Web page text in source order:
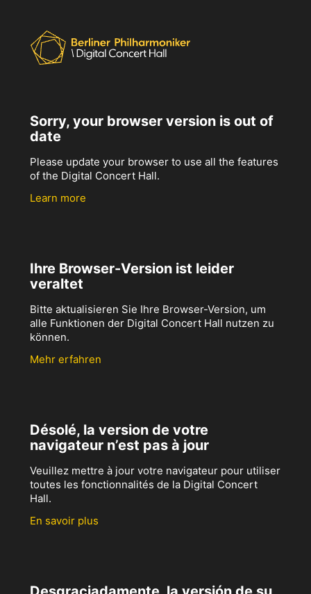
Sorry, your browser version is out of
date
Please update your browser to use all the features
of the Digital Concert Hall.
Learn more
Ihre Browser-Version ist leider
veraltet
Bitte aktualisieren Sie Ihre Browser-Version, um
alle Funktionen der Digital Concert Hall nutzen zu
können.
Mehr erfahren
Désolé, la version de votre
navigateur n’est pas à jour
Veuillez mettre à jour votre navigateur pour utiliser
toutes les fonctionnalités de la Digital Concert
Hall.
En savoir plus